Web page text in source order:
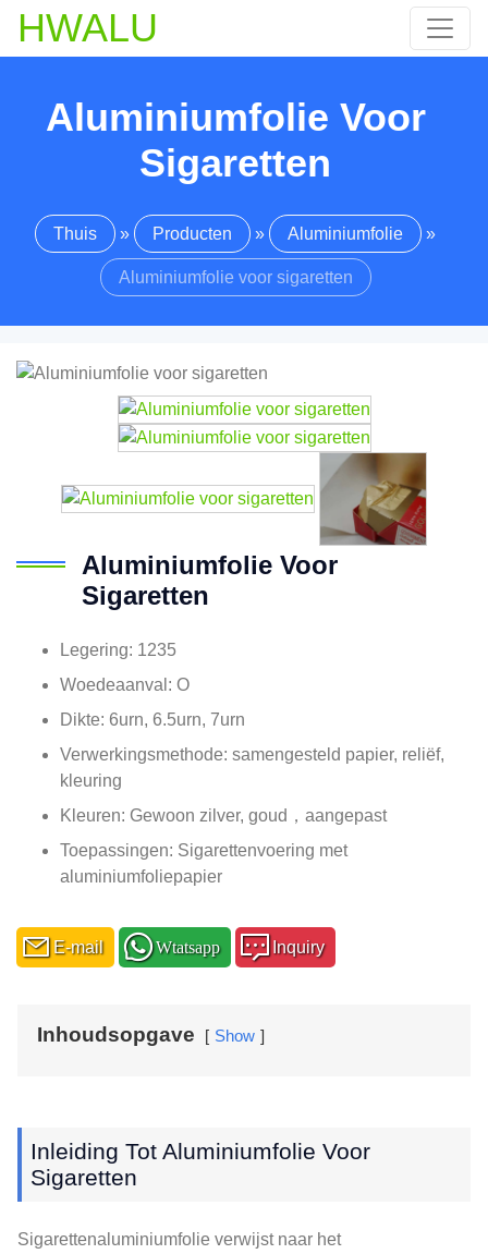
HWALU
Aluminiumfolie Voor
Sigaretten
Thuis » Producten » Aluminiumfolie »
Aluminiumfolie voor sigaretten
Aluminiumfolie Voor
Sigaretten
Legering: 1235
Woedeaanval: O
Dikte: 6urn, 6.5urn, 7urn
Verwerkingsmethode: samengesteld papier, reliëf,
kleuring
Kleuren: Gewoon zilver, goud，aangepast
Toepassingen: Sigarettenvoering met
aluminiumfoliepapier
E-mail Wtatsapp Inquiry
Inhoudsopgave Show
Inleiding Tot Aluminiumfolie Voor
Sigaretten
Sigarettenaluminiumfolie verwijst naar het